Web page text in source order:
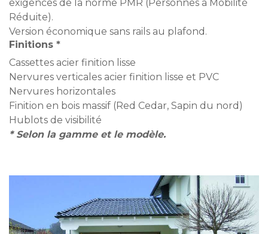
exigences de la norme PMR (Personnes à Mobilité
Réduite).
Version économique sans rails au plafond.
Finitions *
Cassettes acier finition lisse
Nervures verticales acier finition lisse et PVC
Nervures horizontales
Finition en bois massif (Red Cedar, Sapin du nord)
Hublots de visibilité
* Selon la gamme et le modèle.